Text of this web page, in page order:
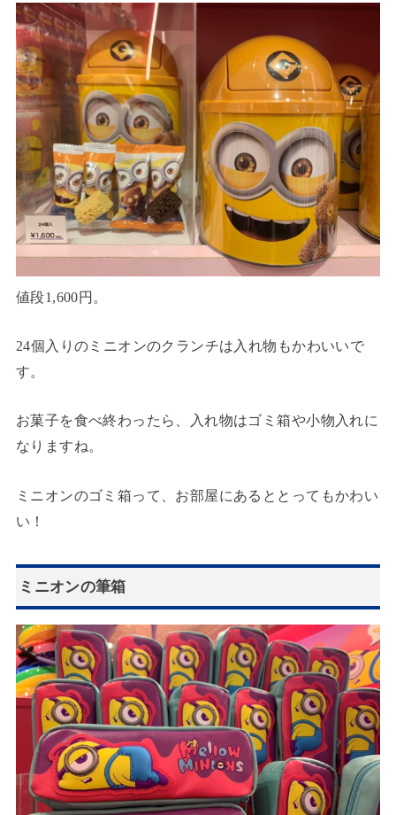
値段1,600円。
24個入りのミニオンのクランチは入れ物もかわいいで
す。
お菓子を食べ終わったら、入れ物はゴミ箱や小物入れに
なりますね。
ミニオンのゴミ箱って、お部屋にあるととってもかわい
い！
ミニオンの筆箱